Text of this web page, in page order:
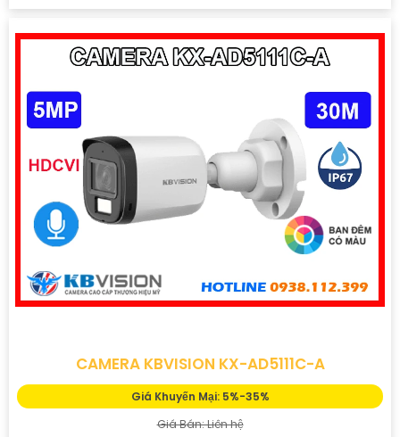
CAMERA KBVISION KX-AD5111C-A
Giá Khuyến Mại: 5%-35%
Giá Bán: Liên hệ